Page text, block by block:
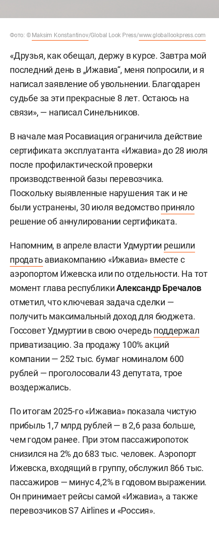
Фото: © Maksim Konstantinov/Global Look Press/www.globallookpress.com
«Друзья, как обещал, держу в курсе. Завтра мой
последний день в „Ижавиа“, меня попросили, и я
написал заявление об увольнении. Благодарен
судьбе за эти прекрасные 8 лет. Остаюсь на
связи», — написал Синельников.
В начале мая Росавиация ограничила действие
сертификата эксплуатанта «Ижавиа» до 28 июля
после профилактической проверки
производственной базы перевозчика.
Поскольку выявленные нарушения так и не
были устранены, 30 июля ведомствоприняло
решение об аннулировании сертификата.
Напомним, в апреле власти Удмуртии решили
продать авиакомпанию «Ижавиа» вместе с
аэропортом Ижевска или по отдельности. На тот
момент глава республикиАлександр Бречалов
отметил, что ключевая задача сделки —
получить максимальный доход для бюджета.
Госсовет Удмуртии в свою очередь поддержал
приватизацию. За продажу 100% акций
компании — 252 тыс. бумаг номиналом 600
рублей — проголосовали 43 депутата, трое
воздержались.
По итогам 2025-го «Ижавиа» показала чистую
прибыль 1,7 млрд рублей — в 2,6 раза больше,
чем годом ранее. При этом пассажиропоток
снизился на 2% до 683 тыс. человек. Аэропорт
Ижевска, входящий в группу, обслужил 866 тыс.
пассажиров — минус 4,2% в годовом выражении.
Он принимает рейсы самой «Ижавиа», а также
перевозчиков S7 Airlines и «Россия».